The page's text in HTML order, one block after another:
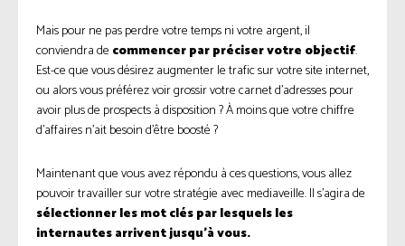
Mais pour ne pas perdre votre temps ni votre argent, il
conviendra de commencer par préciser votre objectif.
Est-ce que vous désirez augmenter le trafic sur votre site internet,
ou alors vous préférez voir grossir votre carnet d’adresses pour
avoir plus de prospects à disposition ? À moins que votre chiffre
d’affaires n’ait besoin d’être boosté ?
Maintenant que vous avez répondu à ces questions, vous allez
pouvoir travailler sur votre stratégie avec mediaveille. Il s’agira de
sélectionner les mot clés par lesquels les
internautes arrivent jusqu’à vous.